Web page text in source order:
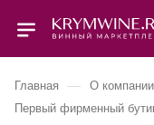
Главная — О компании
Первый фирменный